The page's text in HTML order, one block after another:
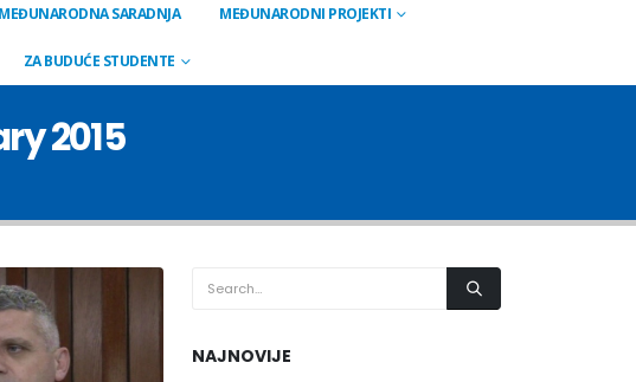
MEĐUNARODNA SARADNJA MEĐUNARODNI PROJEKTI
ZA BUDUĆE STUDENTE
2015
NAJNOVIJE